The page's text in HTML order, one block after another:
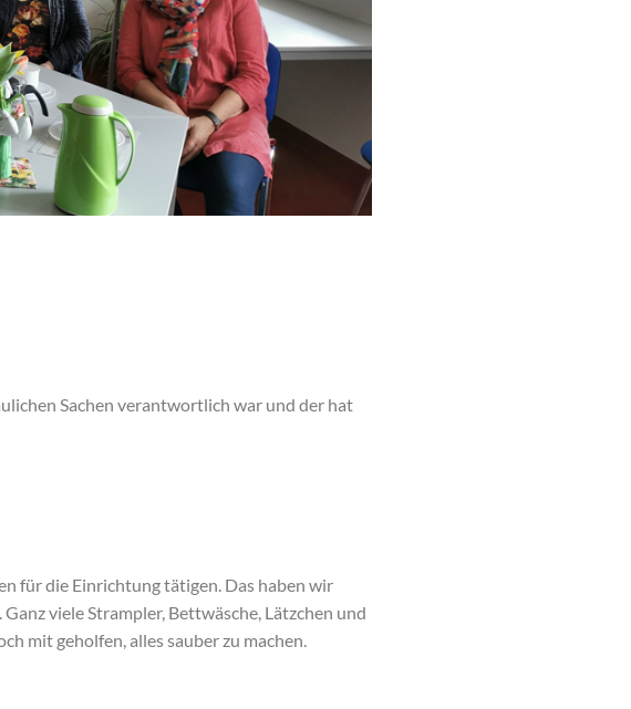
Sachen verantwortlich war und der hat
für die Einrichtung tätigen. Das haben wir
viele Strampler, Bettwäsche, Lätzchen und
mit geholfen, alles sauber zu machen.